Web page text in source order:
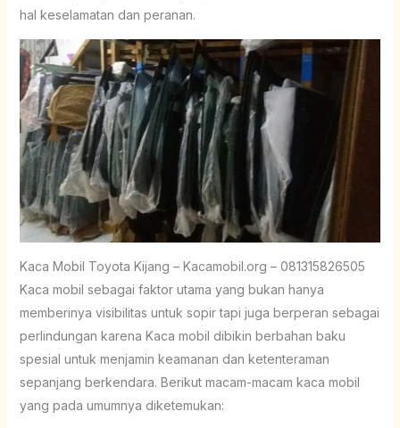
hal keselamatan dan peranan.
Kaca Mobil Toyota Kijang – Kacamobil.org – 081315826505
Kaca mobil sebagai faktor utama yang bukan hanya
memberinya visibilitas untuk sopir tapi juga berperan sebagai
perlindungan karena Kaca mobil dibikin berbahan baku
spesial untuk menjamin keamanan dan ketenteraman
sepanjang berkendara. Berikut macam-macam kaca mobil
yang pada umumnya diketemukan: